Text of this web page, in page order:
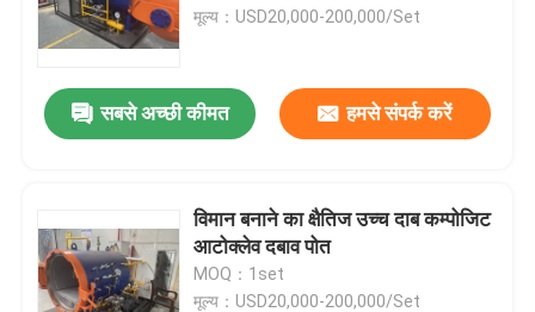
समग्र आटोक्लेव
आटोक्लेव vulcanizing
टुकड़े टुकड़े में काँच आटोक्लेव
ठोस आटोक्लेव
मूल्य：USD20,000-200,000/Set
सबसे अच्छी कीमत हमसे संपर्क करें
विमान बनाने का क्षैतिज उच्च दाब कम्पोजिट
आटोक्लेव दबाव पोत
MOQ：1set
मूल्य：USD20,000-200,000/Set